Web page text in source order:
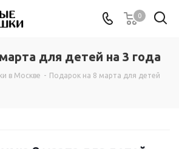
0
для детей на 3 года
в Москве - Подарок на 8 марта для детей